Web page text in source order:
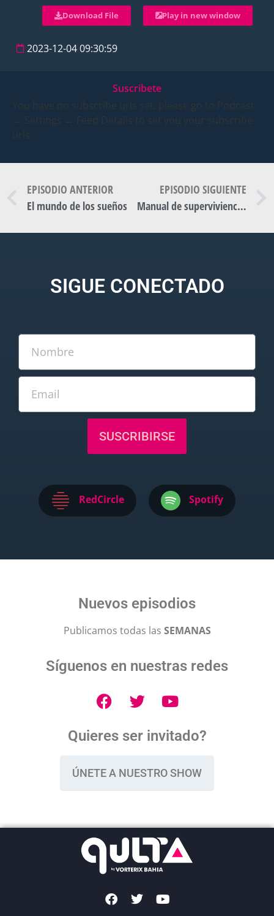
Download File Play in new window
2023-12-04 09:30:59
Suscribete
You have no subscribe urls set, please go to Podcast
→ Settings → Feed Details to set you your subscribe
urls.
EPISODIO ANTERIOR
El mundo de los sueños
EPISODIO SIGUIENTE
Manual de superviviencia de citas, con Guada Sol.
SIGUE CONECTADO
SUSCRIBIRSE
RedCircle Spotify
Nuevos episodios
Publicamos todas las SEMANAS
Síguenos en nuestras redes
Quieres ser invitado?
ÚNETE A NUESTRO SHOW